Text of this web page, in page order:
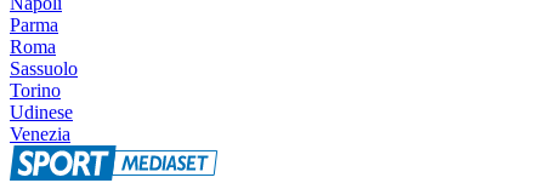
Parma
Roma
Sassuolo
Torino
Udinese
Venezia